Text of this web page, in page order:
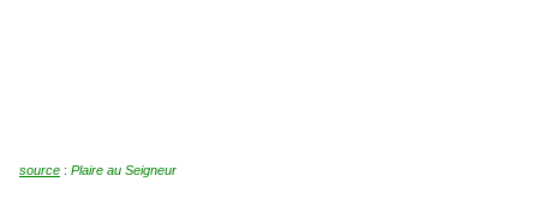
source : Plaire au Seigneur